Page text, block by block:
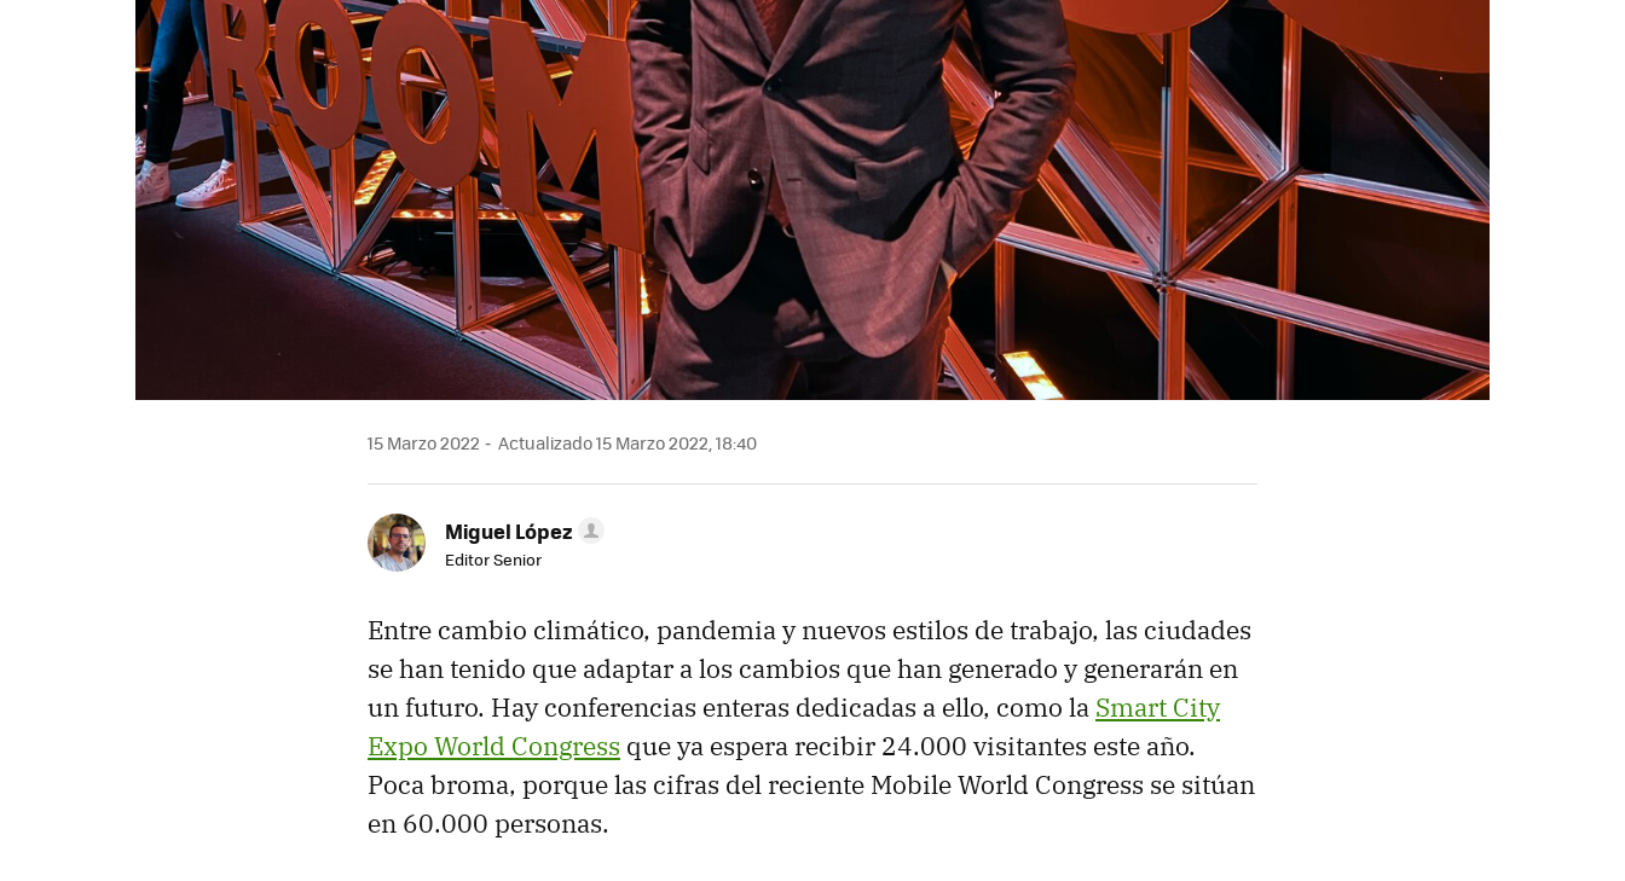
15 Marzo 2022 Actualizado 15 Marzo 2022, 18:40
Miguel López
Editor Senior
Entre cambio climático, pandemia y nuevos estilos de trabajo, las ciudades
se han tenido que adaptar a los cambios que han generado y generarán en
un futuro. Hay conferencias enteras dedicadas a ello, como la Smart City
Expo World Congress que ya espera recibir 24.000 visitantes este año.
Poca broma, porque las cifras del reciente Mobile World Congress se sitúan
en 60.000 personas.